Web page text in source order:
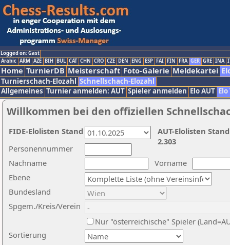
Logged on: Gast
Arabic ARM AZE BIH BUL CAT CHN CRO CZE DEN ENG ESP FAI FIN FRA GER GRE INA
Home TurnierDB Meisterschaft Foto-Galerie Meldekartei
Turnierschach-Elozahl Schnellschach-Elozahl
Allgemeines Turnier anmelden: AUT Spieler anmelden Elo AUT
Willkommen bei den offiziellen
Nachname
Vorname
Ebene
Sortierung
Personennummer
Bundesland
Spgem./Kreis/Verein
Nur "österreichische" Spieler
AUT-Elolisten
2.303
FIDE-Elolisten Stand